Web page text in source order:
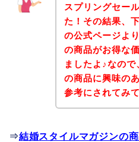
スプリングセー
た！その結果、
の公式ページよ
の商品がお得な
ましたよ♪なの
の商品に興味の
参考にされてみ
⇒結婚スタイルマガジンの